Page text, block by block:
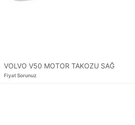
VOLVO V50 MOTOR TAKOZU SAĞ
Fiyat Sorunuz